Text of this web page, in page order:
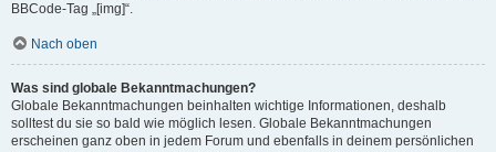
BBCode-Tag „[img]“.
Nach oben
Was sind globale Bekanntmachungen?
Globale Bekanntmachungen beinhalten wichtige Informationen, deshalb
solltest du sie so bald wie möglich lesen. Globale Bekanntmachungen
erscheinen ganz oben in jedem Forum und ebenfalls in deinem persönlichen